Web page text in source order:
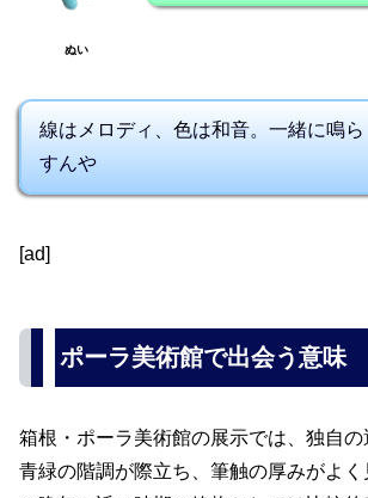
ぬい
線はメロディ、色は和音。一緒に鳴ら
すんや
[ad]
ポーラ美術館で出会う意味
箱根・ポーラ美術館の展示では、独自
青緑の階調が際立ち、筆触の厚みがよ